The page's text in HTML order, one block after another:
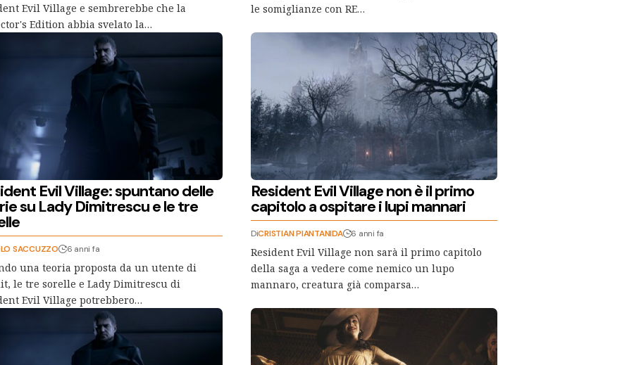
Evil Village e sembrerebbe che la
Edition abbia svelato la…
le somiglianze con RE…
Evil Village: spuntano delle
su Lady Dimitrescu e le tre
SACCUZZO 6 anni fa
una teoria proposta da un utente di
le tre sorelle e Lady Dimitrescu di
Evil Village potrebbero…
Resident Evil Village non è il primo
capitolo a ospitare i lupi mannari
DiCRISTIAN PIANTANIDA 6 anni fa
Resident Evil Village non sarà il primo capitolo
della saga a vedere come nemico un lupo
mannaro, creatura già comparsa…